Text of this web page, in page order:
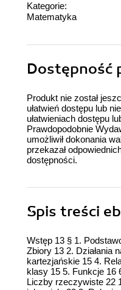
Kategorie:
Matematyka
Dostępność
Produkt nie został
ułatwień dostępu lub
ułatwieniach dostępu
Prawdopodobnie
umożliwił dokonania
przekazał
dostępności.
Spis treści
Wstęp 13 § 1.
Zbiory 13 2. Działania
kartezjańskie 15 4.
klasy 15 5. Funkcje 16
Liczby rzeczywiste 22